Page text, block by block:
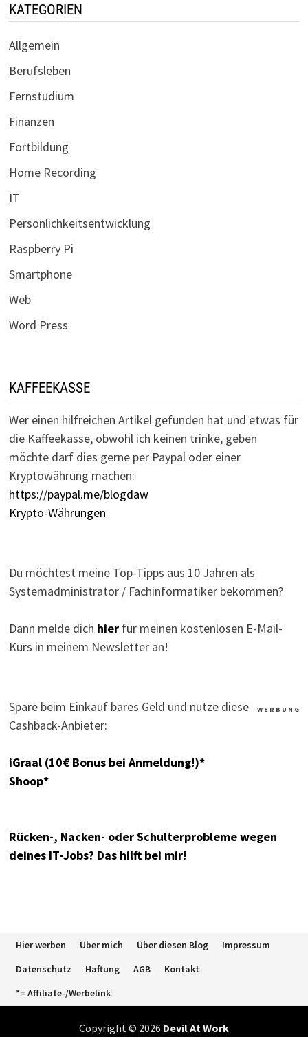
KATEGORIEN
Allgemein
Berufsleben
Fernstudium
Finanzen
Fortbildung
Home Recording
IT
Persönlichkeitsentwicklung
Raspberry Pi
Smartphone
Web
Word Press
KAFFEEKASSE
Wer einen hilfreichen Artikel gefunden hat und etwas für
die Kaffeekasse, obwohl ich keinen trinke, geben
möchte darf dies gerne per Paypal oder einer
Kryptowährung machen:
https://paypal.me/blogdaw
Krypto-Währungen
Du möchtest meine Top-Tipps aus 10 Jahren als
Systemadministrator / Fachinformatiker bekommen?
Dann melde dich hierfür meinen kostenlosen E-Mail-
Kurs in meinem Newsletter an!
W E R B U N G
Spare beim Einkauf bares Geld und nutze diese
Cashback-Anbieter:
iGraal (10€ Bonus bei Anmeldung!)*
Shoop*
Rücken-, Nacken- oder Schulterprobleme wegen
deines IT-Jobs? Das hilft bei mir!
Hier werben Über mich Über diesen Blog
Impressum
Datenschutz
Haftung AGB
Kontakt
*= Affiliate-/Werbelink
Copyright © 2026 Devil At Work